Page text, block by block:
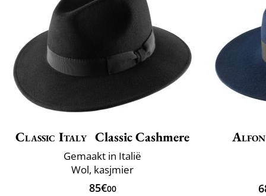
Classic Italy Classic Cashmere
Gemaakt in Italië
Wol, kasjmier
85€00